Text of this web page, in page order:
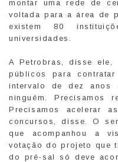
montar uma rede de
voltada para a área de
existem 80
universidades.
A Petrobras, disse ele,
públicos para
intervalo de dez anos
ninguém. Precisamos
Precisamos acelerar
concursos, disse. O
que acompanhou a
votação do projeto que
do pré-sal só deve